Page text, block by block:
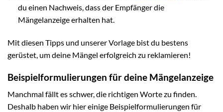
du einen Nachweis, dass der Empfänger die
Mängelanzeige erhalten hat.
Mit diesen Tipps und unserer Vorlage bist du bestens
gerüstet, um deine Mängel erfolgreich zu reklamieren!
Beispielformulierungen für deine Mängelanzeige
Manchmal fällt es schwer, die richtigen Worte zu finden.
Deshalb haben wir hier einige Beispielformulierungen für